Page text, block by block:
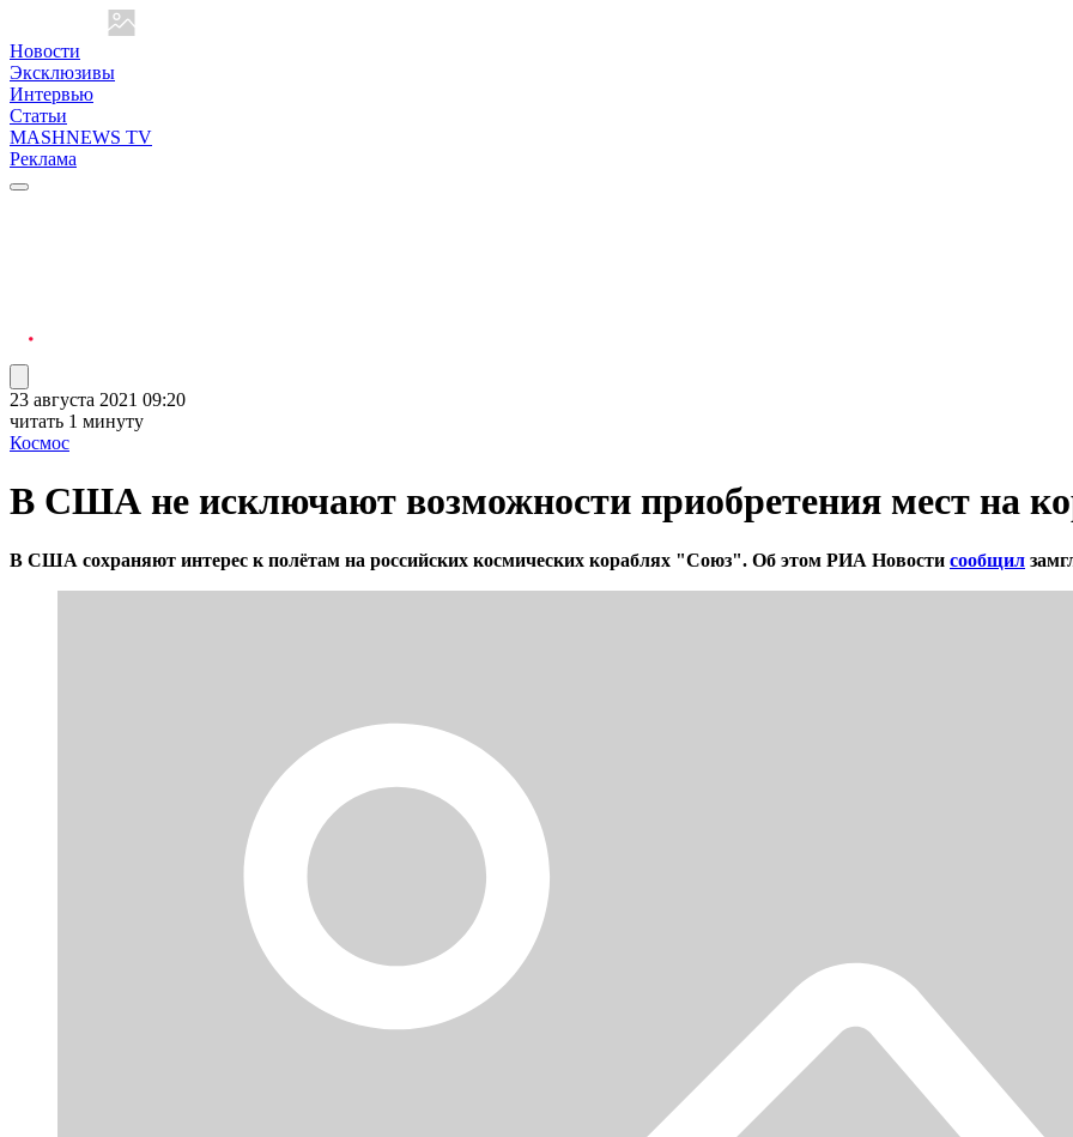
Новости
Эксклюзивы
Интервью
Статьи
MASHNEWS TV
Реклама
23 августа 2021 09:20
читать 1 минуту
Космос
В США не исключают возможности приобретения мест на
В США сохраняют интерес к полётам на российских космических кораблях "Союз". Об этом РИА Новости сообщил